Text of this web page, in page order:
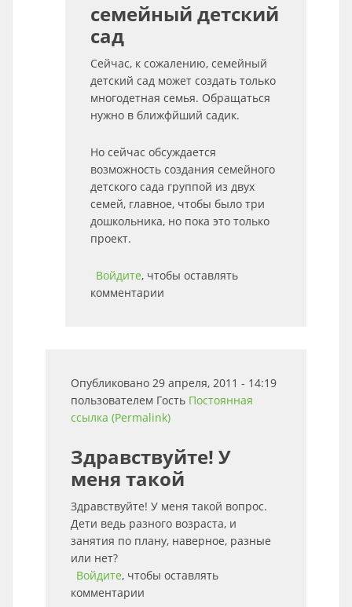
семейный детский
сад
Сейчас, к сожалению, семейный
детский сад может создать только
многодетная семья. Обращаться
нужно в ближфйший садик.
Но сейчас обсуждается
возможность создания семейного
детского сада группой из двух
семей, главное, чтобы было три
дошкольника, но пока это только
проект.
Войдите, чтобы оставлять
комментарии
Опубликовано 29 апреля, 2011 - 14:19
пользователем Гость Постоянная
ссылка (Permalink)
Здравствуйте! У
меня такой
Здравствуйте! У меня такой вопрос.
Дети ведь разного возраста, и
занятия по плану, наверное, разные
или нет?
Войдите, чтобы оставлять
комментарии